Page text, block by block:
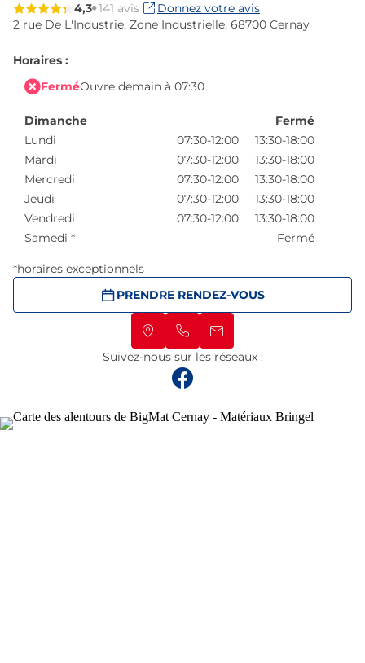
4,3 141 avis
Donnez votre avis
2 rue De L'Industrie, Zone Industrielle, 68700 Cernay
Horaires :
FerméOuvre demain à 07:30
Dimanche
Fermé
Lundi
07:30-12:00
13:30-18:00
Mardi
07:30-12:00
13:30-18:00
Mercredi
07:30-12:00
13:30-18:00
Jeudi
07:30-12:00
13:30-18:00
Vendredi
07:30-12:00
13:30-18:00
Samedi * Fermé
*horaires exceptionnels
PRENDRE RENDEZ-VOUS
Suivez-nous sur les réseaux :